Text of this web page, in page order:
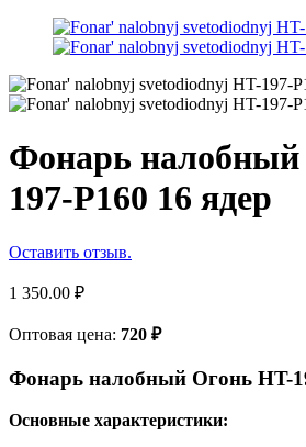
Фонарь
197-P160 16 ядер
Оставить отзыв.
1 350.00 ₽
Оптовая цена: 720 ₽
Фонарь налобный Огонь HT-
Основные характеристики: